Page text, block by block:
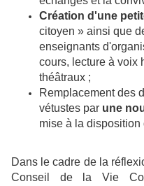
Création d'une
citoyen » ainsi que
enseignants
cours, lecture à voix
théâtraux ;
Remplacement des
vétustes par une
mise à la disposition
Dans le cadre de la
Conseil de la Vie